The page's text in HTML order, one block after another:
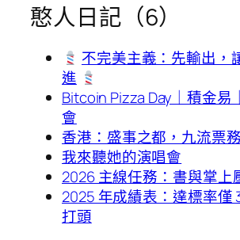
憨人日記（6）
不完美主義：先輸出，
進
Bitcoin Pizza Day｜積金易
會
香港：盛事之都，九流票務
我來聽她的演唱會
2026 主線任務：書與掌上
2025 年成績表：達標率僅
打頭